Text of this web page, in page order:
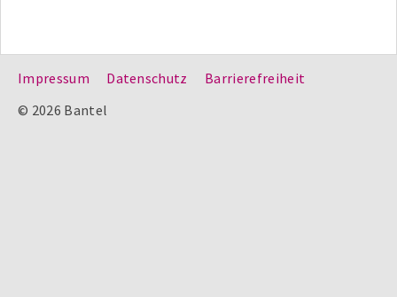
Impressum Datenschutz
Barrierefreiheit
© 2026 Bantel